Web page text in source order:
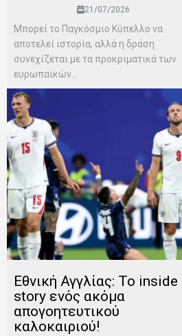
21/07/2026
Μπορεί το Παγκόσμιο Κύπελλο να
αποτελεί ιστορία, αλλά η δράση
συνεχίζεται με τα προκριματικά των
ευρωπαϊκών...
Εθνική Αγγλίας: Το inside
story ενός ακόμα
απογοητευτικού
καλοκαιριού!